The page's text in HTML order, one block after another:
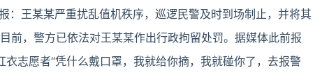
：王某某严重扰乱值机秩序，巡逻民警及时到场制止，并将其
前，警方已依法对王某某作出行政拘留处罚。据媒体此前报
志愿者“凭什么戴口罩，我就给你摘，我就碰你了，去报警